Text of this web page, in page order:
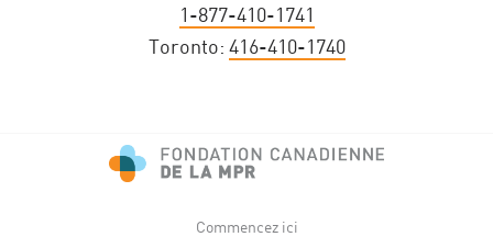
1-877-410-1741
Toronto: 416-410-1740
Commencez ici